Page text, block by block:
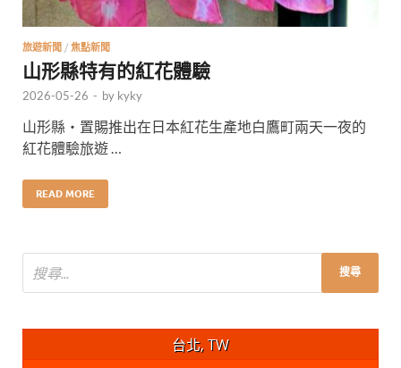
旅遊新聞 / 焦點新聞
山形縣特有的紅花體驗
2026-05-26 - by kyky
山形縣・置賜推出在日本紅花生產地白鷹町兩天一夜的
紅花體驗旅遊 …
READ MORE
台北, TW